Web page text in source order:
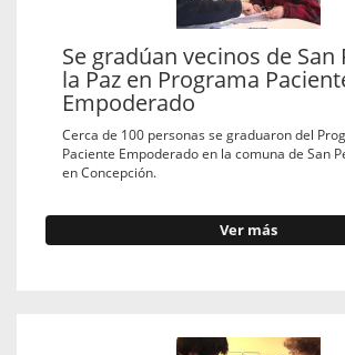
Se gradúan vecinos de San
la Paz en Programa
Empoderado
Cerca de 100 personas se graduaron del
Paciente Empoderado en la comuna de San
en Concepción.
Ver más